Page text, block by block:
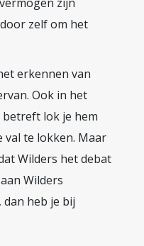
zelf om het
erkennen van
Ook in het
betreft lok je hem
val te lokken. Maar
Wilders het debat
Wilders
heb je bij